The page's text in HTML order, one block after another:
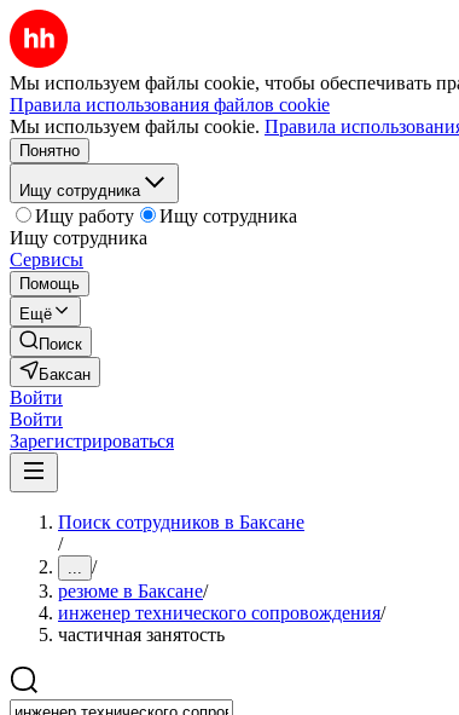
Мы используем файлы cookie, чтобы обеспечивать
Правила использования файлов cookie
Мы используем файлы cookie. Правила
Понятно
Ищу сотрудника
Ищу работу
Ищу сотрудника
Ищу сотрудника
Сервисы
Помощь
Ещё
Поиск
Баксан
Войти
Войти
Зарегистрироваться
Поиск сотрудников в Баксане
/
... /
резюме в Баксане/
инженер технического сопровождения/
частичная занятость